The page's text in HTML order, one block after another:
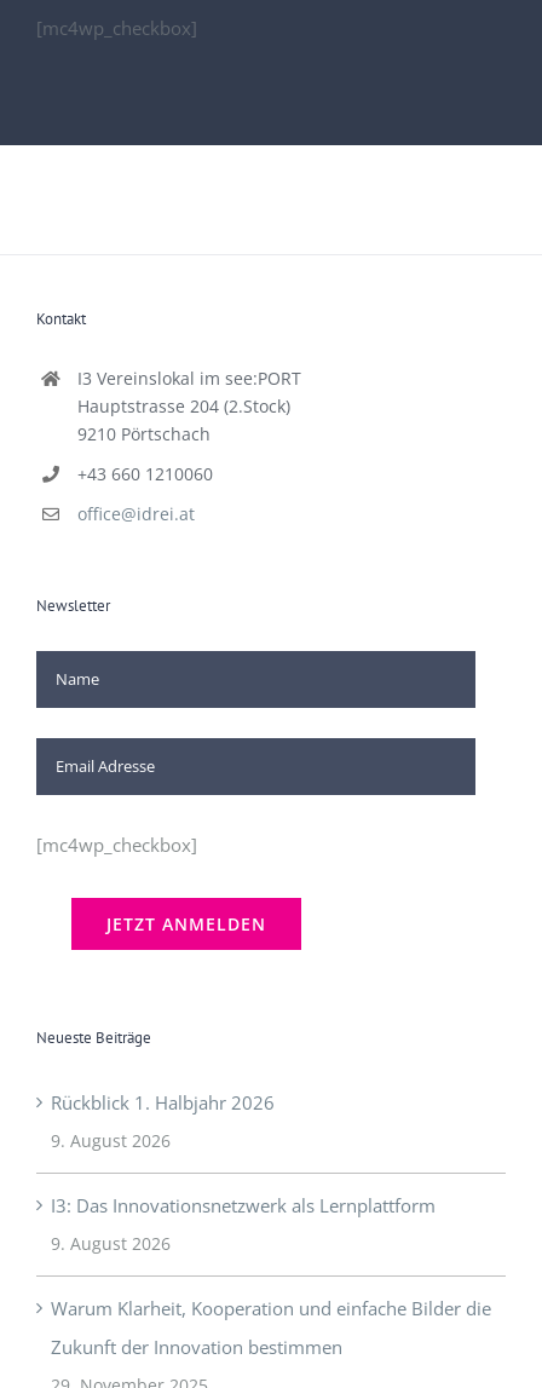
[mc4wp_checkbox]
Kontakt
I3 Vereinslokal im see:PORT
Hauptstrasse 204 (2.Stock)
9210 Pörtschach
+43 660 1210060
office@idrei.at
Newsletter
[mc4wp_checkbox]
Neueste Beiträge
Rückblick 1. Halbjahr 2026
9. August 2026
I3: Das Innovationsnetzwerk als Lernplattform
9. August 2026
Warum Klarheit, Kooperation und einfache Bilder die
Zukunft der Innovation bestimmen